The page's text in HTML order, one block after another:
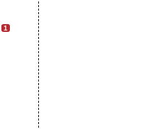
1